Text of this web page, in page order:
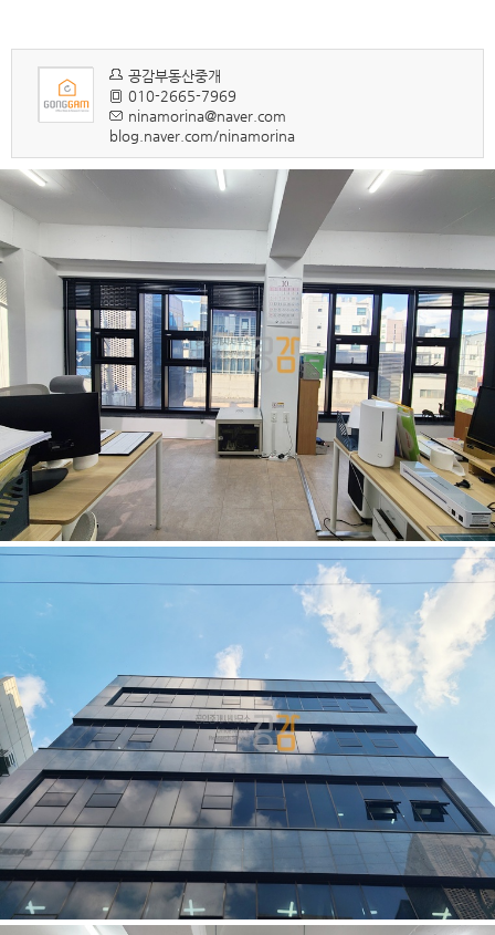
공감부동산중개
010-2665-7969
ninamorina@naver.com
blog.naver.com/ninamorina